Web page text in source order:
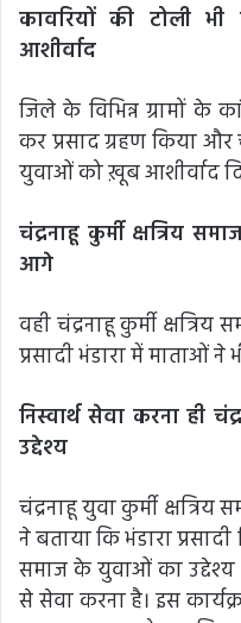
कावरियों की टोली
आशीर्वाद
जिले के विभिन्न ग्रामों के
कर प्रसाद ग्रहण किया और
युवाओं को ख़ूब आशीर्वाद
चंद्रनाहू कुर्मी क्षत्रिय
आगे
वही चंद्रनाहू कुर्मी
प्रसादी भंडारा में माताओं
निस्वार्थ सेवा करना ही
उद्देश्य
चंद्रनाहू युवा कुर्मी क्षत्रिय
ने बताया कि भंडारा
समाज के युवाओं का उद्देश्य
से सेवा करना है। इस